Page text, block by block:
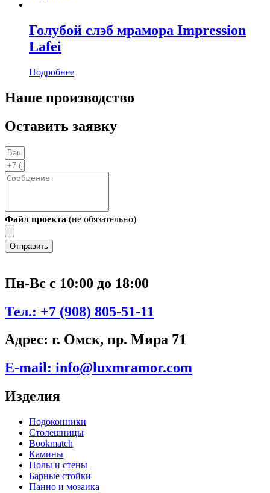
Голубой слэб мрамора Impression
Lafei
Подробнее
Наше производство
Оставить заявку
Файл проекта (не обязательно)
Отправить
Пн-Вс с 10:00 до 18:00
Тел.: +7 (908) 805-51-11
Адрес: г. Омск, пр. Мира 71
E-mail: info@luxmramor.com
Изделия
Подоконники
Столешницы
Bookmatch
Камины
Полы и стены
Барные стойки
Панно и мозаика